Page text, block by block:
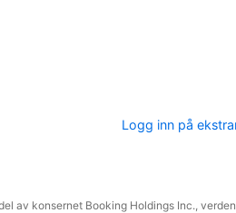
Logg inn på
av konsernet Booking Holdings Inc.,